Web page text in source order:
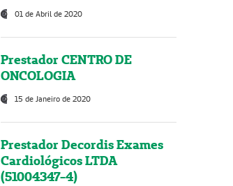
01 de Abril de 2020
Prestador CENTRO DE
ONCOLOGIA
15 de Janeiro de 2020
Prestador Decordis Exames
Cardiológicos LTDA
(51004347-4)